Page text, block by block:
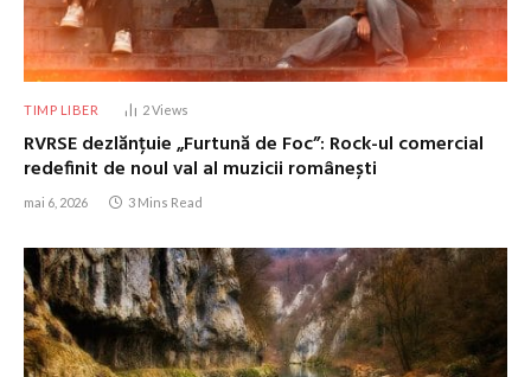
TIMP LIBER 2Views
RVRSE dezlănțuie „Furtună de Foc”: Rock-ul comercial
redefinit de noul val al muzicii românești
mai 6, 2026 3 Mins Read